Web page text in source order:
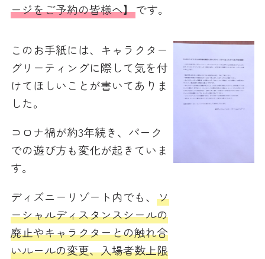
ージをご予約の皆様へ】です。
このお手紙には、キャラクター
グリーティングに際して気を付
けてほしいことが書いてありま
した。
コロナ禍が約3年続き、パーク
での遊び方も変化が起きていま
す。
ディズニーリゾート内でも、 ソ
ーシャルディスタンスシールの
廃止やキャラクターとの触れ合
いルールの変更、入場者数上限